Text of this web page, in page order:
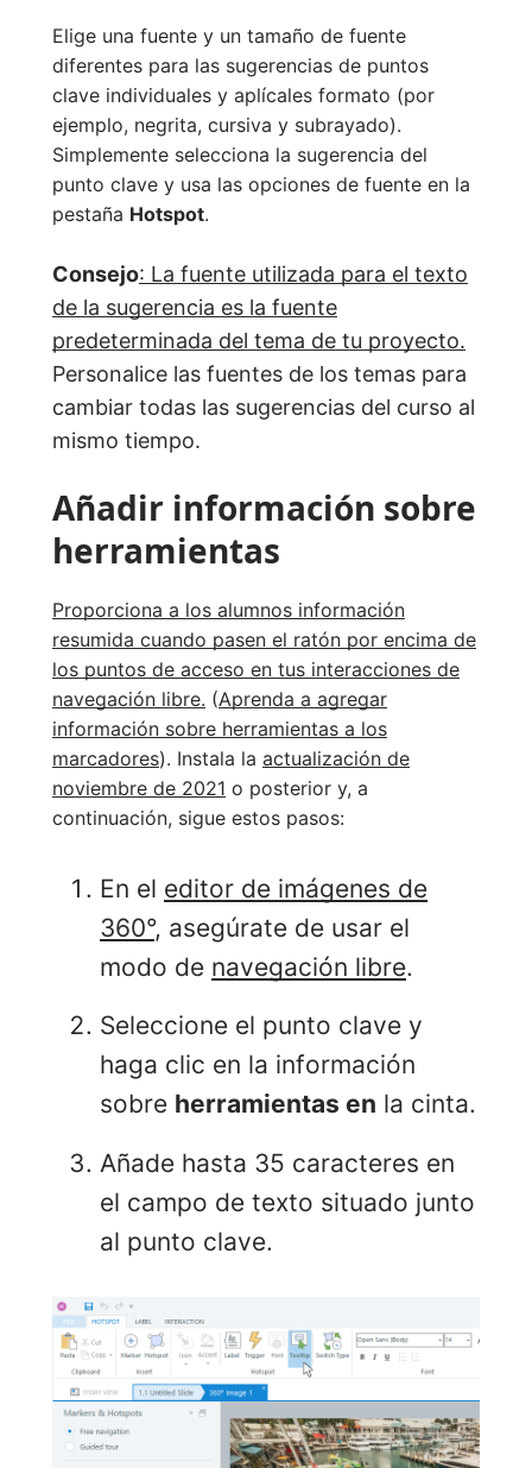
Elige una fuente y un tamaño de fuente
diferentes para las sugerencias de puntos
clave individuales y aplícales formato (por
ejemplo, negrita, cursiva y subrayado).
Simplemente selecciona la sugerencia del
punto clave y usa las opciones de fuente en la
pestaña Hotspot.
Consejo: La fuente utilizada para el texto
de la sugerencia es la fuente
predeterminada del tema de tu proyecto.
Personalice las fuentes de los temas para
cambiar todas las sugerencias del curso al
mismo tiempo.
Añadir información sobre
herramientas
Proporciona a los alumnos información
resumida cuando pasen el ratón por encima de
los puntos de acceso en tus interacciones de
navegación libre. (Aprenda a agregar
información sobre herramientas a los
marcadores). Instala la actualización de
noviembre de 2021 o posterior y, a
continuación, sigue estos pasos:
En el editor de imágenes de
360°, asegúrate de usar el
modo de navegación libre.
Seleccione el punto clave y
haga clic en la información
sobre herramientas en la cinta.
Añade hasta 35 caracteres en
el campo de texto situado junto
al punto clave.